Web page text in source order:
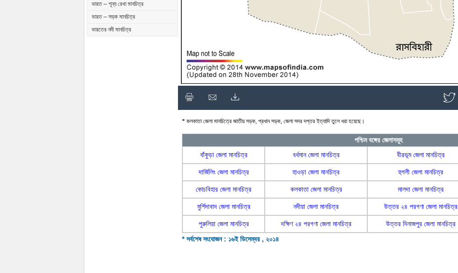
ভারত – শূন্য রেখা মানচিত্র
ভারত – সড়ক মানচিত্র
ভারতের নদী মানচিত্র
* কলকাতা জেলা মানচিত্রে জাতীয় সড়ক, প্রধান সড়ক, জেলা সদর দপ্তর ইত্যাদি তুলে ধরা হয়েছে।
পশ্চিম বঙ্গের জেলাসমূহ
বাঁকুড়া জেলা মানচিত্র
বর্ধমান জেলা মানচিত্র বীরভূম জেলা মানচিত্র
দার্জিলিং জেলা মানচিত্র হাওড়া জেলা মানচিত্র হুগলী জেলা মানচিত্র
কোচবিহার জেলা মানচিত্র কলকাতা জেলা মানচিত্র মালদা জেলা মানচিত্র
মুর্শিদাবাদ জেলা মানচিত্র নদীয়া জেলা মানচিত্র উত্তর ২৪ পরগণা জেলা মানচিত্র
পুরুলিয়া জেলা মানচিত্র দক্ষিণ ২৪ পরগণা জেলা মানচিত্র উত্তর দিনাজপুর জেলা মানচিত্র
* সর্বশেষ সংযোজন : ১৬ই ডিসেম্বর , ২০১৪